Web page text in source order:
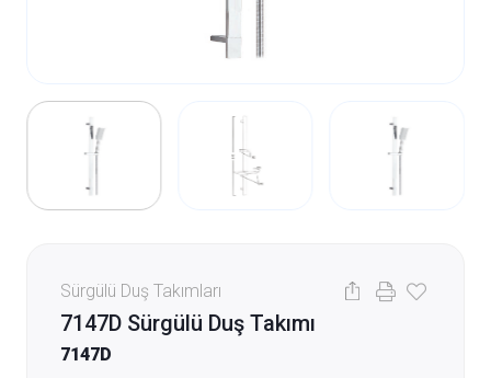
Sürgülü Duş Takımları
7147D Sürgülü Duş Takımı
7147D